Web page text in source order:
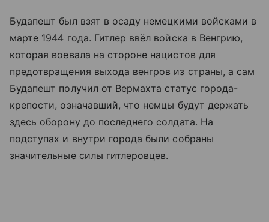
Будапешт был взят в осаду немецкими войсками в
марте 1944 года. Гитлер ввёл войска в Венгрию,
которая воевала на стороне нацистов для
предотвращения выхода венгров из страны, а сам
Будапешт получил от Вермахта статус города-
крепости, означавший, что немцы будут держать
здесь оборону до последнего солдата. На
подступах и внутри города были собраны
значительные силы гитлеровцев.